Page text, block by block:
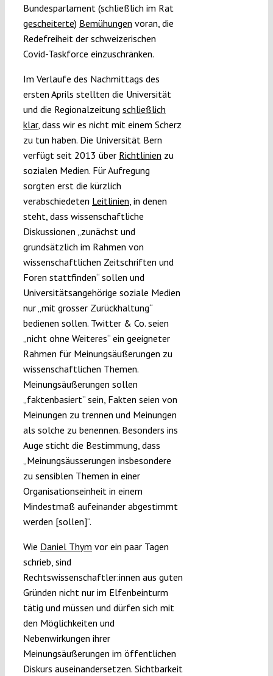
Bundesparlament (schließlich im Rat
gescheiterte) Bemühungen voran, die
Redefreiheit der schweizerischen
Covid-Taskforce einzuschränken.
Im Verlaufe des Nachmittags des
ersten Aprils stellten die Universität
und die Regionalzeitung schließlich
klar, dass wir es nicht mit einem Scherz
zu tun haben. Die Universität Bern
verfügt seit 2013 über Richtlinien zu
sozialen Medien. Für Aufregung
sorgten erst die kürzlich
verabschiedeten Leitlinien , in denen
steht, dass wissenschaftliche
Diskussionen „zunächst und
grundsätzlich im Rahmen von
wissenschaftlichen Zeitschriften und
Foren stattfinden“ sollen und
Universitätsangehörige soziale Medien
nur „mit grosser Zurückhaltung“
bedienen sollen. Twitter & Co. seien
„nicht ohne Weiteres“ ein geeigneter
Rahmen für Meinungsäußerungen zu
wissenschaftlichen Themen.
Meinungsäußerungen sollen
„faktenbasiert” sein, Fakten seien von
Meinungen zu trennen und Meinungen
als solche zu benennen. Besonders ins
Auge sticht die Bestimmung, dass
„Meinungsäusserungen insbesondere
zu sensiblen Themen in einer
Organisationseinheit in einem
Mindestmaß aufeinander abgestimmt
werden [sollen]“.
Wie Daniel Thym vor ein paar Tagen
schrieb, sind
Rechtswissenschaftler:innen aus guten
Gründen nicht nur im Elfenbeinturm
tätig und müssen und dürfen sich mit
den Möglichkeiten und
Nebenwirkungen ihrer
Meinungsäußerungen im öffentlichen
Diskurs auseinandersetzen. Sichtbarkeit